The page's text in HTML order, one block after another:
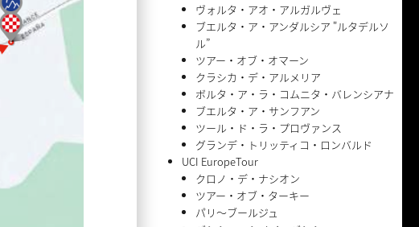
ヴォルタ・アオ・アルガルヴェ
ブエルタ・ア・アンダルシア "ルタデルソ
ル”
ツアー・オブ・オマーン
クラシカ・デ・アルメリア
ボルタ・ア・ラ・コムニタ・バレンシアナ
ブエルタ・ア・サンフアン
ツール・ド・ラ・プロヴァンス
グランデ・トリッティコ・ロンバルド
UCI EuropeTour
クロノ・デ・ナシオン
ツアー・オブ・ターキー
パリ〜ブールジュ